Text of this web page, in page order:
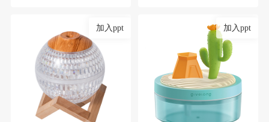
加入ppt 加入ppt